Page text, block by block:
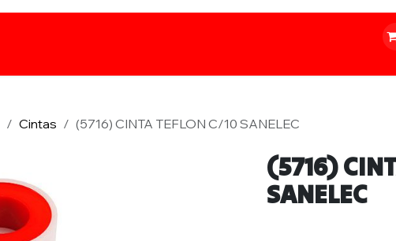
Cintas (5716) CINTA TEFLON C/10 SANELEC
(5716)
SANELEC